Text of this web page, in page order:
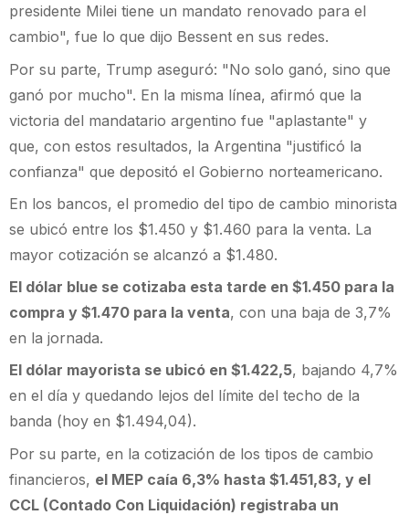
presidente Milei tiene un mandato renovado para el
cambio", fue lo que dijo Bessent en sus redes.
Por su parte, Trump aseguró: "No solo ganó, sino que
ganó por mucho". En la misma línea, afirmó que la
victoria del mandatario argentino fue "aplastante" y
que, con estos resultados, la Argentina "justificó la
confianza" que depositó el Gobierno norteamericano.
En los bancos, el promedio del tipo de cambio minorista
se ubicó entre los $1.450 y $1.460 para la venta. La
mayor cotización se alcanzó a $1.480.
El dólar blue se cotizaba esta tarde en $1.450 para la
compra y $1.470 para la venta, con una baja de 3,7%
en la jornada.
El dólar mayorista se ubicó en $1.422,5, bajando 4,7%
en el día y quedando lejos del límite del techo de la
banda (hoy en $1.494,04).
Por su parte, en la cotización de los tipos de cambio
financieros, el MEP caía 6,3% hasta $1.451,83, y el
CCL (Contado Con Liquidación) registraba un